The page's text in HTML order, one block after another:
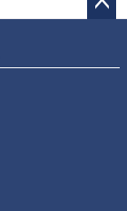
ップ